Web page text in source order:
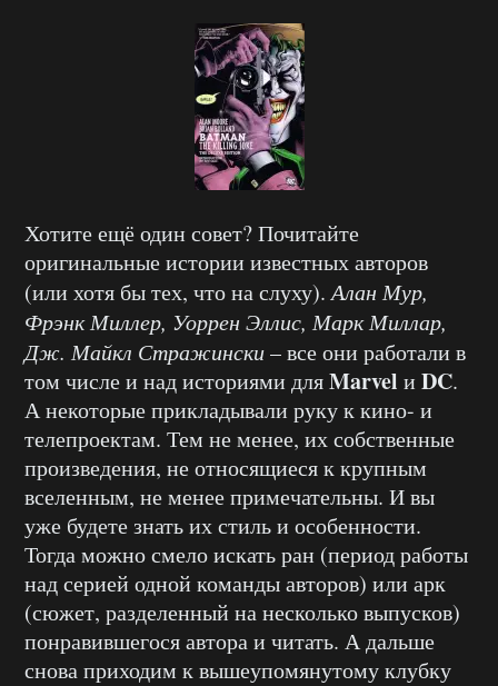
Хотите ещё один совет? Почитайте
оригинальные истории известных авторов
(или хотя бы тех, что на слуху).Алан Мур,
Фрэнк Миллер, Уоррен Эллис, Марк Миллар,
Дж. Майкл Стражински– все они работали в
том числе и над историями дляMarvel и DC.
А некоторые прикладывали руку к кино- и
телепроектам. Тем не менее, их собственные
произведения, не относящиеся к крупным
вселенным, не менее примечательны. И вы
уже будете знать их стиль и особенности.
Тогда можно смело искать ран (период работы
над серией одной команды авторов) или арк
(сюжет, разделенный на несколько выпусков)
понравившегося автора и читать. А дальше
снова приходим к вышеупомянутому клубку